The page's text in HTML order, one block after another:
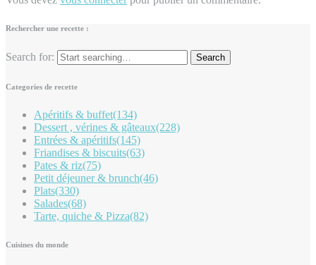
Rechercher une recette :
Search for:
Categories de recette
Apéritifs & buffet(134)
Dessert , vérines & gâteaux(228)
Entrées & apéritifs(145)
Friandises & biscuits(63)
Pates & riz(75)
Petit déjeuner & brunch(46)
Plats(330)
Salades(68)
Tarte, quiche & Pizza(82)
Cuisines du monde